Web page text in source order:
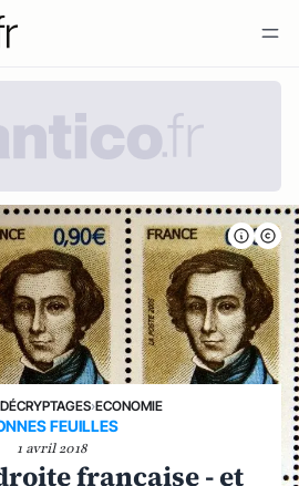
DÉCRYPTAGES›ECONOMIE
FEUILLES
1 avril 2018
française - et